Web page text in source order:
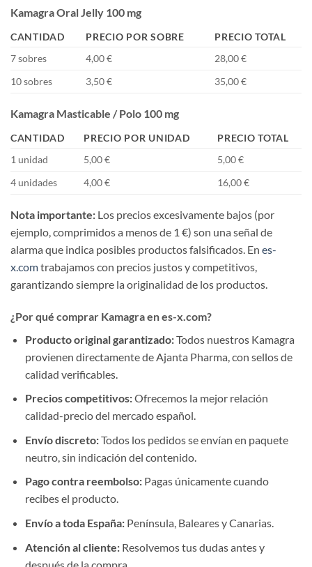
Kamagra Oral Jelly 100 mg
CANTIDAD PRECIO POR SOBRE
PRECIO TOTAL
7 sobres
4,00 €
28,00 €
10 sobres
3,50 € 35,00 €
Kamagra Masticable / Polo 100 mg
CANTIDAD PRECIO POR UNIDAD
PRECIO TOTAL
1 unidad
5,00 €
5,00 €
4 unidades
4,00 € 16,00 €
Nota importante: Los precios excesivamente bajos (por
ejemplo, comprimidos a menos de 1 €) son una señal de
alarma que indica posibles productos falsificados. En es-
x.comtrabajamos con precios justos y competitivos,
garantizando siempre la originalidad de los productos.
¿Por qué comprar Kamagra en es-x.com?
Producto original garantizado:Todos nuestros Kamagra
provienen directamente de Ajanta Pharma, con sellos de
calidad verificables.
Precios competitivos:Ofrecemos la mejor relación
calidad-precio del mercado español.
Envío discreto:Todos los pedidos se envían en paquete
neutro, sin indicación del contenido.
Pago contra reembolso:Pagas únicamente cuando
recibes el producto.
Envío a toda España:Península, Baleares y Canarias.
Atención al cliente:Resolvemos tus dudas antes y
después de la compra.